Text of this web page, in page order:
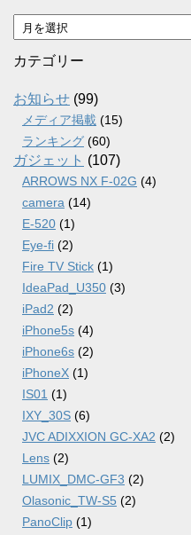
ア
ー
カ
ブ
カテゴリー
お知らせ (99)
メディア掲載 (15)
ランキング (60)
ガジェット (107)
ARROWS NX F-02G (4)
camera (14)
E-520 (1)
Eye-fi (2)
Fire TV Stick (1)
IdeaPad_U350 (3)
iPad2 (2)
iPhone5s (4)
iPhone6s (2)
iPhoneX (1)
IS01 (1)
IXY_30S (6)
JVC ADIXXION GC-XA2 (2)
Lens (2)
LUMIX_DMC-GF3 (2)
Olasonic_TW-S5 (2)
PanoClip (1)